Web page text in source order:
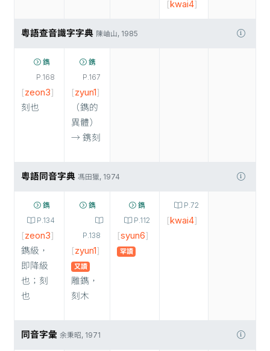
[kwai4]
粵語查音識字字典 陳岫山, 1985
鐫
P.168
[zeon3]
刻也
鎸
P.167
[zyun1]
（鐫的
異體）
→ 鎸刻
粵語同音字典 馮田獵, 1974
鐫
P.134
[zeon3]
鐫級，
即降級
也；刻
也
鐫
P.138
[zyun1]
又讀
雕鐫，
刻木
鐫
P.112
[syun6]
罕讀
P.72
[kwai4]
同音字彙 余秉昭, 1971